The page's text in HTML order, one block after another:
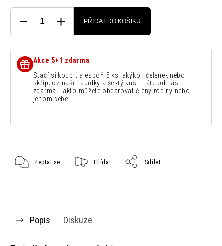
PŘIDAT DO KOŠÍKU
Akce 5+1 zdarma
Stačí si koupit alespoň 5 ks jakýkoli čelenek nebo
skřipec z naší nabídky a šestý kus máte od nás
zdarma. Takto můžete obdarovat členy rodiny nebo
jenom sebe.
Zeptat se Hlídat Sdílet
Popis Diskuze